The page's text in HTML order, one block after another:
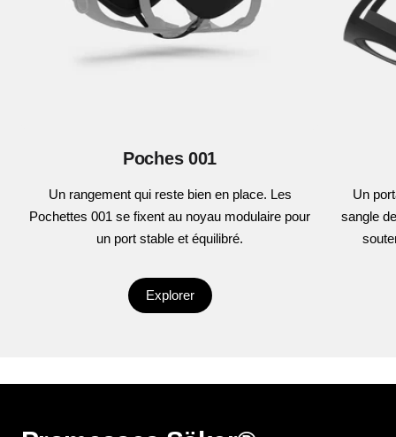
Poches 001
Un rangement qui reste bien en place. Les
Pochettes 001 se fixent au noyau modulaire pour
un port stable et équilibré.
Explorer
Un
sangle